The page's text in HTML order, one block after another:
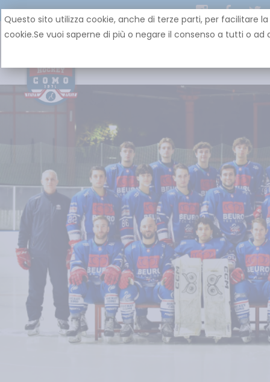
Questo sito utilizza cookie, anche di terze parti, per facilitare
cookie.Se vuoi saperne di più o negare il consenso a tutti o ad